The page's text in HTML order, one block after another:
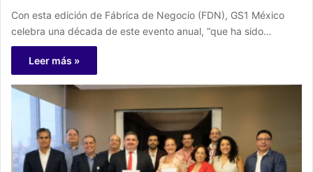
Con esta edición de Fábrica de Negocio (FDN), GS1 México
celebra una década de este evento anual, “que ha sido…
Leer más »